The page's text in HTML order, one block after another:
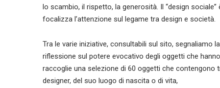
lo scambio, il rispetto, la generosità. Il “design
focalizza l’attenzione sul legame tra design e società.
Tra le varie iniziative, consultabili sul sito, segnaliamo
riflessione sul potere evocativo degli oggetti che
raccoglie una selezione di 60 oggetti che
designer, del suo luogo di nascita o di vita,